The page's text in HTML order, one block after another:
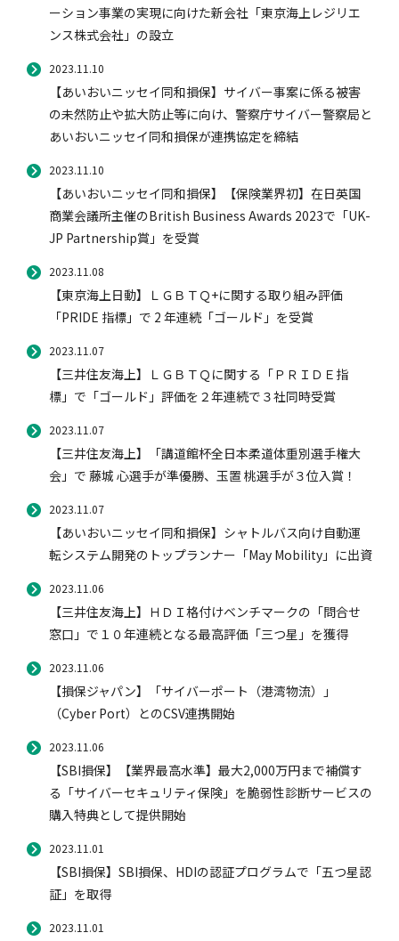
ーション事業の実現に向けた新会社「東京海上レジリエ
ンス株式会社」の設立
2023.11.10
【あいおいニッセイ同和損保】サイバー事案に係る被害
の未然防止や拡大防止等に向け、警察庁サイバー警察局と
あいおいニッセイ同和損保が連携協定を締結
2023.11.10
【あいおいニッセイ同和損保】【保険業界初】在日英国
商業会議所主催のBritish Business Awards 2023で「UK-
JP Partnership賞」を受賞
2023.11.08
【東京海上日動】ＬＧＢＴＱ+に関する取り組み評価
「PRIDE 指標」で 2 年連続「ゴールド」を受賞
2023.11.07
【三井住友海上】ＬＧＢＴＱに関する「ＰＲＩＤＥ指
標」で「ゴールド」評価を２年連続で３社同時受賞
2023.11.07
【三井住友海上】「講道館杯全日本柔道体重別選手権大
会」で 藤城 心選手が準優勝、玉置 桃選手が３位入賞！
2023.11.07
【あいおいニッセイ同和損保】シャトルバス向け自動運
転システム開発のトップランナー「May Mobility」に出資
2023.11.06
【三井住友海上】ＨＤＩ格付けベンチマークの「問合せ
窓口」で１０年連続となる最高評価「三つ星」を獲得
2023.11.06
【損保ジャパン】「サイバーポート（港湾物流）」
（Cyber Port）とのCSV連携開始
2023.11.06
【SBI損保】【業界最高水準】最大2,000万円まで補償す
る「サイバーセキュリティ保険」を脆弱性診断サービスの
購入特典として提供開始
2023.11.01
【SBI損保】SBI損保、HDIの認証プログラムで「五つ星認
証」を取得
2023.11.01